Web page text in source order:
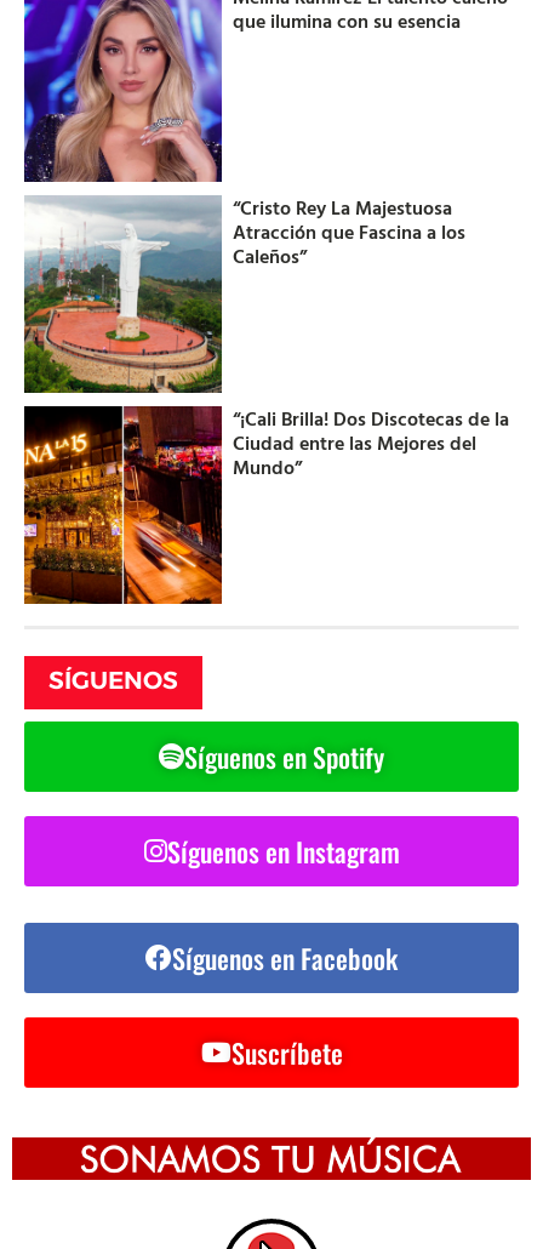
que ilumina con su esencia
“Cristo Rey La Majestuosa
Atracción que Fascina a los
Caleños”
“¡Cali Brilla! Dos Discotecas de la
Ciudad entre las Mejores del
Mundo”
SÍGUENOS
Síguenos en Spotify
Síguenos en Instagram
Síguenos en Facebook
Suscríbete